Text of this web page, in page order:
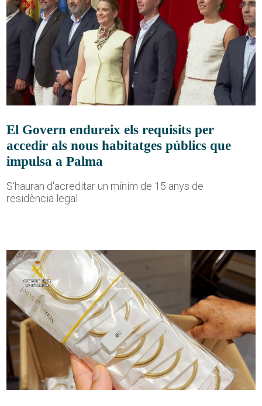
El Govern endureix els requisits per
accedir als nous habitatges públics que
impulsa a Palma
S'hauran d'acreditar un mínim de 15 anys de
residència legal